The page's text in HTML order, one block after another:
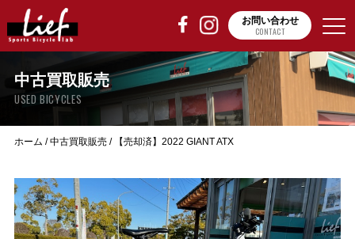
お問い合わせ
CONTACT
中古買取販売
USED BICYCLES
ホーム /中古買取販売/ 【売却済】2022 GIANT ATX